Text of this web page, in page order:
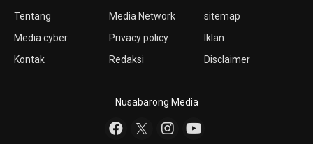
Tentang
Media cyber
Kontak
Media Network
Privacy policy
Redaksi
sitemap
Iklan
Disclaimer
Nusabarong Media